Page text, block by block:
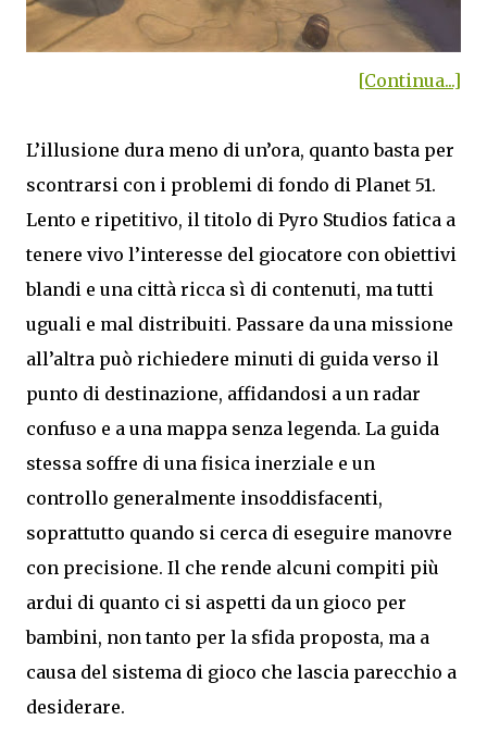
[Continua...]
L’illusione dura meno di un’ora, quanto basta per
scontrarsi con i problemi di fondo di Planet 51.
Lento e ripetitivo, il titolo di Pyro Studios fatica a
tenere vivo l’interesse del giocatore con obiettivi
blandi e una città ricca sì di contenuti, ma tutti
uguali e mal distribuiti. Passare da una missione
all’altra può richiedere minuti di guida verso il
punto di destinazione, affidandosi a un radar
confuso e a una mappa senza legenda. La guida
stessa soffre di una fisica inerziale e un
controllo generalmente insoddisfacenti,
soprattutto quando si cerca di eseguire manovre
con precisione. Il che rende alcuni compiti più
ardui di quanto ci si aspetti da un gioco per
bambini, non tanto per la sfida proposta, ma a
causa del sistema di gioco che lascia parecchio a
desiderare.